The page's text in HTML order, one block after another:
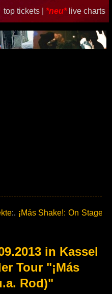
top tickets | *neu* live charts
:. ¡Más Shake!: On Stage
in Kassel
Tour "¡Más
Rod)"